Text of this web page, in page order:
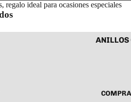
SET DE
ANILLOS
regalo ideal para ocasiones especiales